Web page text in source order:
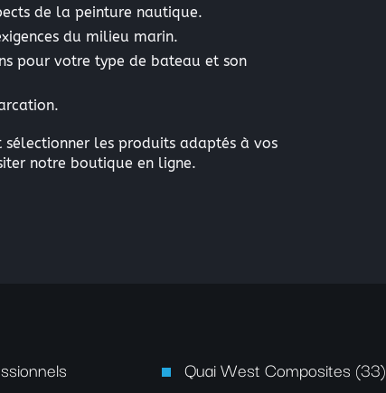
de la peinture nautique.
du milieu marin.
pour votre type de bateau et son
sélectionner les produits adaptés à vos
notre boutique en ligne.
Quai West Composites (33)